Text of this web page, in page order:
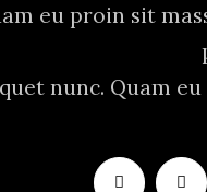
eu proin sit
nunc. Quam